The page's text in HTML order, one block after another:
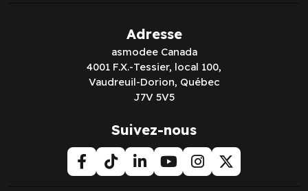
Adresse
asmodee Canada
4001 F.X.-Tessier, local 100,
Vaudreuil-Dorion, Québec
J7V 5V5
Suivez-nous